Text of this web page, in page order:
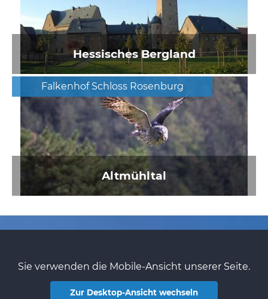
Hessisches Bergland
Falkenhof Schloss Rosenburg
Altmühltal
Sie verwenden die Mobile-Ansicht unserer Seite.
Zur Desktop-Ansicht wechseln